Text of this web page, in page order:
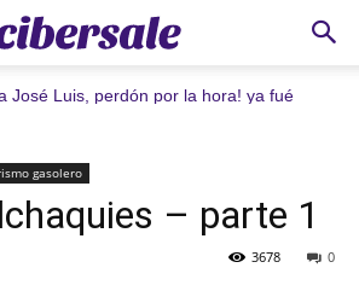
Luis, perdón por la hora! ya fué
si te llegó (puede irse al spam) y si están
que falta menos!!!
Ivana! En la isla el Uber es económico y
luz. De ahí son 40 kms hasta Ingleses. De
gasolero
– parte 1
0
3678